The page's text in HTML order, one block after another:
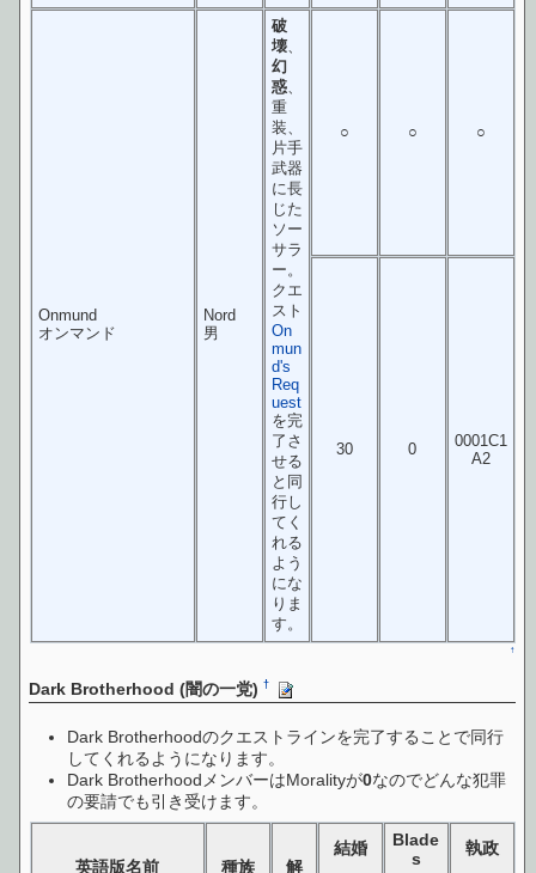
Onmund
オンマンド
Nord
男
破
壊、
幻
惑、
重
装、
片手
武器
に長
じた
ソー
サラ
ー。
クエ
スト
On
mun
d's
Req
uest
を完
了さ
せる
と同
行し
てく
れる
よう
にな
りま
す。
○ ○ ○
30 0
0001C1
A2
↑
Dark Brotherhood (闇の一党)†
Dark Brotherhoodのクエストラインを完了することで同行
してくれるようになります。
Dark BrotherhoodメンバーはMoralityが0なのでどんな犯罪
の要請でも引き受けます。
英語版名前 種族 解
結婚
Blade
s
執政